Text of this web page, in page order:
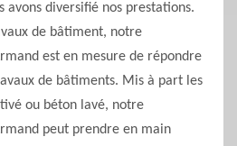
avons diversifié nos prestations.
de bâtiment, notre
est en mesure de répondre
de bâtiments. Mis à part les
ou béton lavé, notre
peut prendre en main